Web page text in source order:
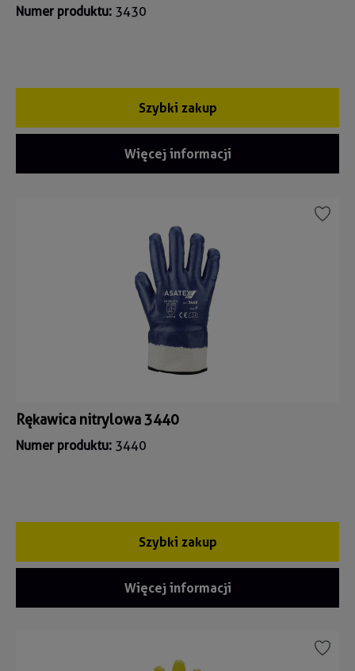
Numer produktu: 3430
Szybki zakup
Więcej informacji
Rękawica nitrylowa 3440
Numer produktu: 3440
Szybki zakup
Więcej informacji